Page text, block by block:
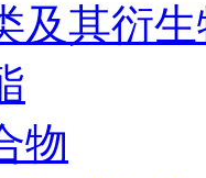
及其衍
物